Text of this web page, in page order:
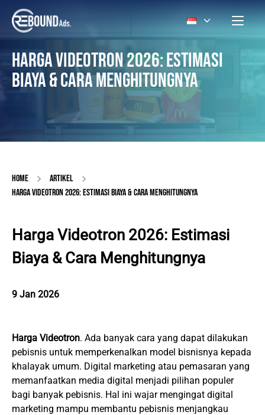
HARGA VIDEOTRON 2026: ESTIMASI
BIAYA & CARA MENGHITUNGNYA
HOME
ARTIKEL
HARGA VIDEOTRON 2026: ESTIMASI BIAYA & CARA MENGHITUNGNYA
Harga Videotron 2026: Estimasi
Biaya & Cara Menghitungnya
9 Jan 2026
Harga Videotron. Ada banyak cara yang dapat dilakukan
pebisnis untuk memperkenalkan model bisnisnya kepada
khalayak umum. Digital marketing atau pemasaran yang
memanfaatkan media digital menjadi pilihan populer
bagi banyak pebisnis. Hal ini wajar mengingat digital
marketing mampu membantu pebisnis menjangkau